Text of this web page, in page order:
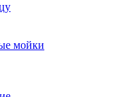
мойки